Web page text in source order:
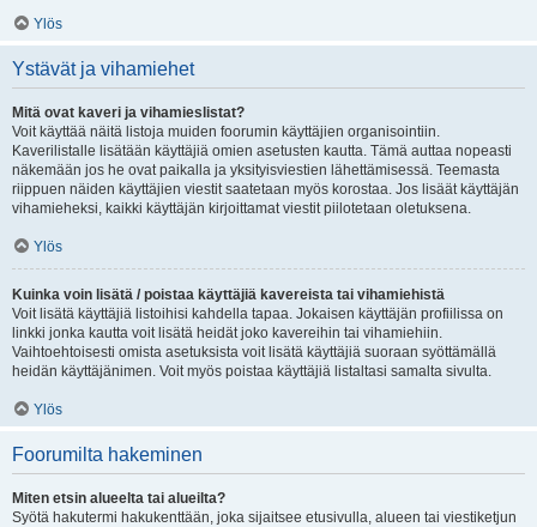
Ylös
Ystävät ja vihamiehet
Mitä ovat kaveri ja vihamieslistat?
Voit käyttää näitä listoja muiden foorumin käyttäjien organisointiin.
Kaverilistalle lisätään käyttäjiä omien asetusten kautta. Tämä auttaa nopeasti
näkemään jos he ovat paikalla ja yksityisviestien lähettämisessä. Teemasta
riippuen näiden käyttäjien viestit saatetaan myös korostaa. Jos lisäät käyttäjän
vihamieheksi, kaikki käyttäjän kirjoittamat viestit piilotetaan oletuksena.
Ylös
Kuinka voin lisätä / poistaa käyttäjiä kavereista tai vihamiehistä
Voit lisätä käyttäjiä listoihisi kahdella tapaa. Jokaisen käyttäjän profiilissa on
linkki jonka kautta voit lisätä heidät joko kavereihin tai vihamiehiin.
Vaihtoehtoisesti omista asetuksista voit lisätä käyttäjiä suoraan syöttämällä
heidän käyttäjänimen. Voit myös poistaa käyttäjiä listaltasi samalta sivulta.
Ylös
Foorumilta hakeminen
Miten etsin alueelta tai alueilta?
Syötä hakutermi hakukenttään, joka sijaitsee etusivulla, alueen tai viestiketjun